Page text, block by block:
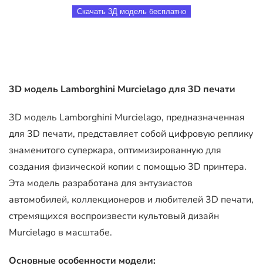
Скачать 3Д модель бесплатно
3D модель Lamborghini Murcielago для 3D печати
3D модель Lamborghini Murcielago, предназначенная
для 3D печати, представляет собой цифровую реплику
знаменитого суперкара, оптимизированную для
создания физической копии с помощью 3D принтера.
Эта модель разработана для энтузиастов
автомобилей, коллекционеров и любителей 3D печати,
стремящихся воспроизвести культовый дизайн
Murcielago в масштабе.
Основные особенности модели: